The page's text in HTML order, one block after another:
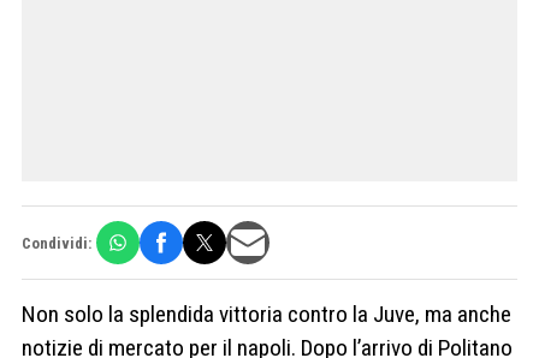
Condividi:
Non solo la splendida vittoria contro la Juve, ma anche
notizie di mercato per il napoli. Dopo l’arrivo di Politano